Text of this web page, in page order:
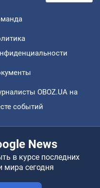
OBOZ.UA на
событий
News
в курсе последних
мира сегодня